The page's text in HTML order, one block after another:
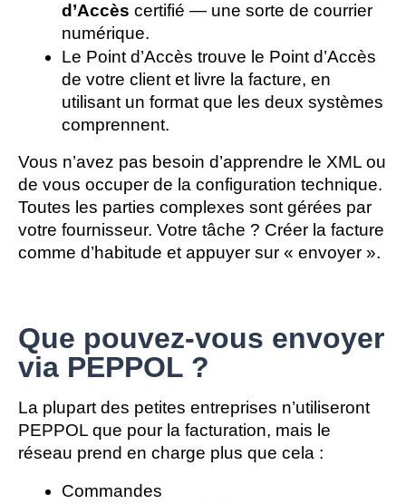
d’Accès certifié — une sorte de courrier
numérique.
Le Point d’Accès trouve le Point d’Accès
de votre client et livre la facture, en
utilisant un format que les deux systèmes
comprennent.
Vous n’avez pas besoin d’apprendre le XML ou
de vous occuper de la configuration technique.
Toutes les parties complexes sont gérées par
votre fournisseur. Votre tâche ? Créer la facture
Que pouvez-vous envoyer
via PEPPOL ?
La plupart des petites entreprises n’utiliseront
PEPPOL que pour la facturation, mais le
réseau prend en charge plus que cela :
Commandes